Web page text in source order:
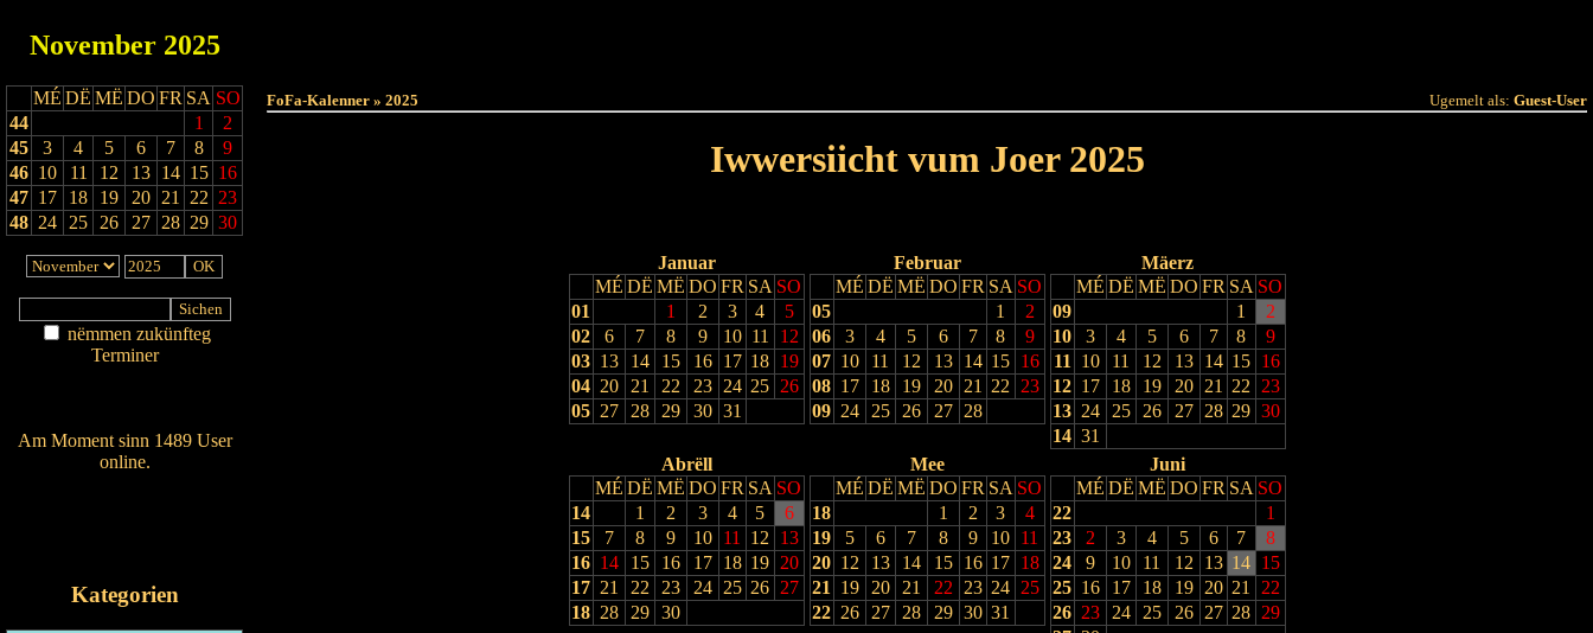
November 2025
MÉ DË MË DO FR SA SO
44
1
2
45
3 4 5 6 7 8
9
46 10 11 12 13 14 15 16
47 17 18 19 20 21 22 23
48 24 25 26 27 28 29 30
nëmmen zukünfteg
Terminer
Am Moment sinn 1489 User
online.
Kategorien
FoFa-Kalenner » 2025 Ugemelt als: Guest-User
Iwwersiicht vum Joer 2025
Januar
MÉ DË MË DO FR SA SO
01
1 2 3 4
5
02
6 7 8 9 10 11
12
03 13 14 15 16 17 18 19
04 20 21 22 23 24 25 26
05 27 28 29 30 31
Februar
MÉ DË MË DO FR SA SO
05
1
2
06
3 4 5 6 7 8
9
07 10 11 12 13 14 15 16
08 17 18 19 20 21 22
23
09 24 25 26 27 28
Mäerz
MÉ DË MË DO FR SA SO
09
1
2
10
3 4 5 6 7 8
9
11
10 11 12 13 14 15 16
12 17 18 19 20 21 22
23
13 24 25 26 27 28 29 30
14 31
Abrëll
MÉ DË MË DO FR SA SO
14
1 2 3 4 5
6
15
7 8 9 10 11 12
13
16 14 15 16 17 18 19 20
17 21 22 23 24 25 26 27
18 28 29 30
Mee
MÉ DË MË DO FR SA SO
18
1 2 3
4
19
5 6 7 8 9 10 11
20 12 13 14 15 16 17 18
21
19 20 21 22 23 24 25
22 26 27 28 29 30 31
Juni
MÉ DË MË DO FR SA SO
22
1
23
2 3 4 5 6 7
8
24
9 10 11 12 13 14 15
25 16 17 18 19 20 21
22
26 23 24 25 26 27 28 29